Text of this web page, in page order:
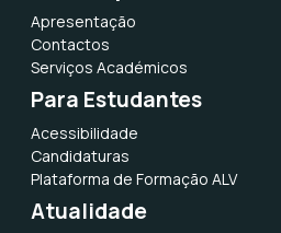
Apresentação
Contactos
Serviços Académicos
Para Estudantes
Acessibilidade
Candidaturas
Plataforma de Formação ALV
Atualidade